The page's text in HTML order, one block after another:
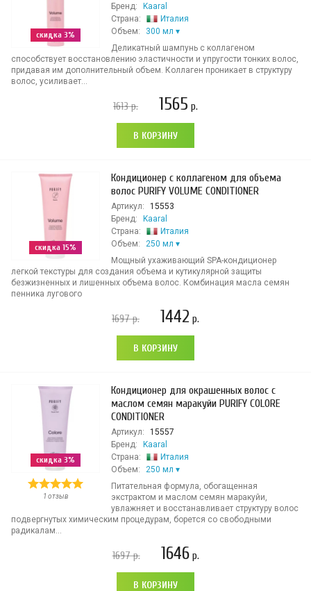
скидка 3%
Бренд:
Kaaral
Страна:
Италия
Объем:
300 мл
Деликатный шампунь с коллагеном
способствует восстановлению эластичности и упругости тонких волос,
придавая им дополнительный объем. Коллаген проникает в структуру
волос, усиливает...
1613р. 1565 р.
В КОРЗИНУ
скидка 15%
Кондиционер с коллагеном для объема
волос PURIFY VOLUME CONDITIONER
Артикул:
15553
Бренд:
Kaaral
Страна:
Италия
Объем:
250 мл
Мощный ухаживающий SPA-кондиционер
легкой текстуры для создания объема и кутикулярной защиты
безжизненных и лишенных объема волос. Комбинация масла семян
пенника лугового
1697р. 1442 р.
В КОРЗИНУ
скидка 3%
1 отзыв
Кондиционер для окрашенных волос с
маслом семян маракуйи PURIFY COLORЕ
CONDITIONER
Артикул:
15557
Бренд:
Kaaral
Страна:
Италия
Объем:
250 мл
Питательная формула, обогащенная
экстрактом и маслом семян маракуйи,
увлажняет и восстанавливает структуру волос
подвергнутых химическим процедурам, борется со свободными
радикалам...
1697р. 1646р.
В КОРЗИНУ